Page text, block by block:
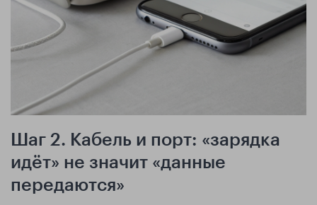
Шаг 2. Кабель и порт: «зарядка
идёт» не значит «данные
передаются»